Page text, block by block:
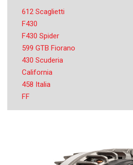
612 Scaglietti
F430
F430 Spider
599 GTB Fiorano
430 Scuderia
California
458 Italia
FF